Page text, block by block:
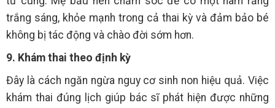
trắng sáng, khỏe mạnh trong cả thai kỳ và đảm bảo bé
không bị tác động và chào đời sớm hơn.
9. Khám thai theo định kỳ
Đây là cách ngăn ngừa nguy cơ sinh non hiệu quả. Việc
khám thai đúng lịch giúp bác sĩ phát hiện được những